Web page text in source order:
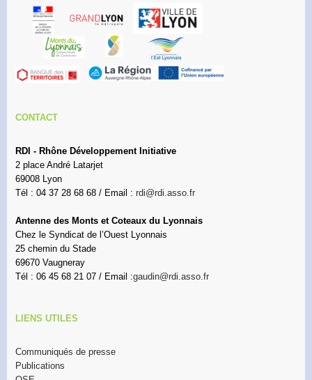
CONTACT
RDI - Rhône Développement Initiative
2 place André Latarjet
69008 Lyon
Tél : 04 37 28 68 68 / Email : rdi@rdi.asso.fr
Antenne des Monts et Coteaux du Lyonnais
Chez le Syndicat de l’Ouest Lyonnais
25 chemin du Stade
69670 Vaugneray
Tél : 06 45 68 21 07 / Email :gaudin@rdi.asso.fr
LIENS UTILES
Communiqués de presse
Publications